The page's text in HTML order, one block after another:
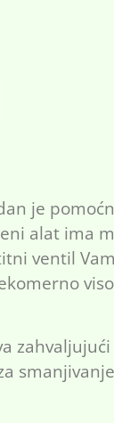
je
alat ima
ventil